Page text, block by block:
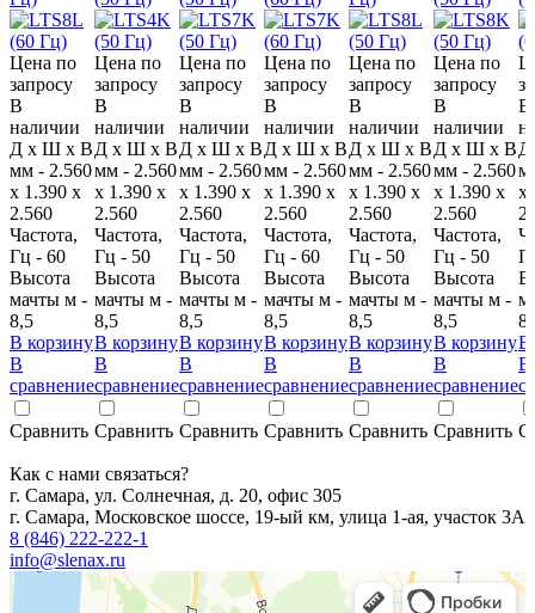
Цена по
запросу
В
наличии
Д x Ш x В
мм - 2.560
x 1.390 x
2.560
Частота,
Гц - 60
Высота
мачты м -
8,5
В корзину
В
сравнение
Сравнить
Цена по
запросу
В
наличии
Д x Ш x В
мм - 2.560
x 1.390 x
2.560
Частота,
Гц - 50
Высота
мачты м -
8,5
В корзину
В
сравнение
Сравнить
Цена по
запросу
В
наличии
Д x Ш x В
мм - 2.560
x 1.390 x
2.560
Частота,
Гц - 50
Высота
мачты м -
8,5
В корзину
В
сравнение
Сравнить
Цена по
запросу
В
наличии
Д x Ш x В
мм - 2.560
x 1.390 x
2.560
Частота,
Гц - 60
Высота
мачты м -
8,5
В корзину
В
сравнение
Сравнить
Цена по
запросу
В
наличии
Д x Ш x В
мм - 2.560
x 1.390 x
2.560
Частота,
Гц - 50
Высота
мачты м -
8,5
В корзину
В
сравнение
Сравнить
Цена по
запросу
В
наличии
Д x Ш x В
мм - 2.560
x 1.390 x
2.560
Частота,
Гц - 50
Высота
мачты м -
8,5
В корзину
В
сравнение
Сравнить
В
Д
x
В
В
Как с нами связаться?
г. Самара, ул. Солнечная, д. 20, офис 305
г. Самара, Московское шоссе, 19-ый км, улица 1-ая, участок 3А
8 (846) 222-222-1
info@slenax.ru